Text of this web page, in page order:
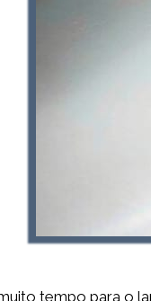
tempo para o